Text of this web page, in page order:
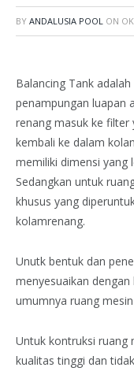
BY ANDALUSIA POOL ON
Balancing Tank
penampungan luapan
renang masuk ke filter
kembali ke dalam
memiliki dimensi yang
Sedangkan untuk
khusus yang
kolamrenang.
Unutk bentuk dan
menyesuaikan
umumnya ruang
Untuk kontruksi ruang
kualitas tinggi dan